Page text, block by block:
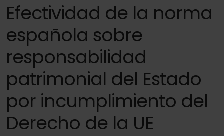
Efectividad de la norma
española sobre
responsabilidad
patrimonial del Estado
por incumplimiento del
Derecho de la UE